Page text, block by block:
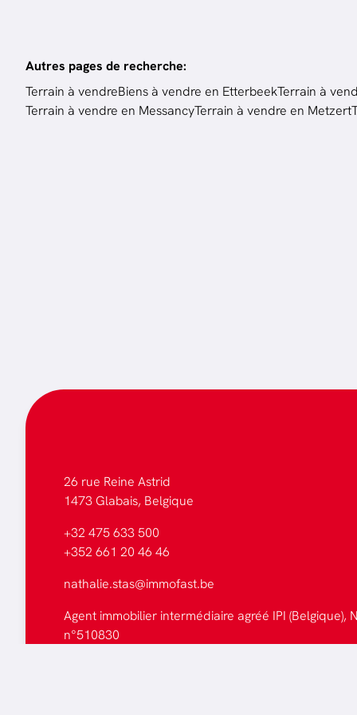
Autres pages de recherche:
Terrain à vendreBiens à vendre en EtterbeekTerrain à
Terrain à vendre en MessancyTerrain à vendre en Metzert
26 rue Reine Astrid
1473 Glabais, Belgique
+32 475 633 500
+352 661 20 46 46
nathalie.stas@immofast.be
Agent immobilier intermédiaire agréé IPI (Belgique),
n°510830